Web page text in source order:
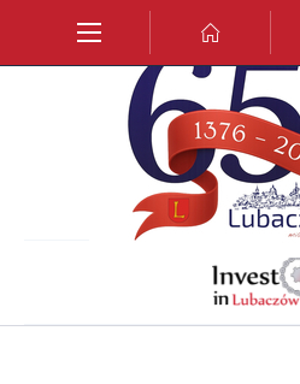
Przejdź do wyszukiwarki.
Przejdź do ustawień wielkości
Włącz wersję kontrastową strony.